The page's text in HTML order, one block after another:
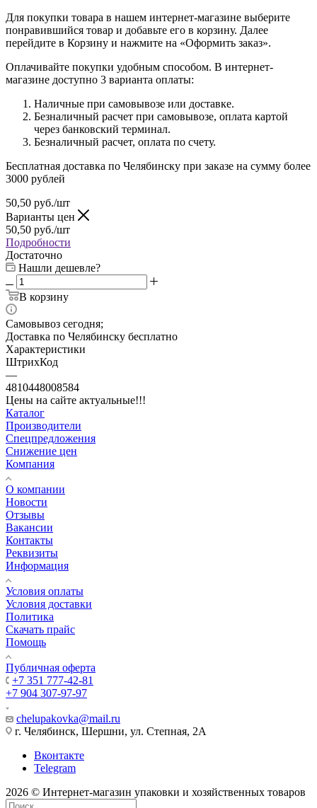
Для покупки товара в нашем интернет-магазине выберите
понравившийся товар и добавьте его в корзину. Далее
перейдите в Корзину и нажмите на «Оформить заказ».
Оплачивайте покупки удобным способом. В интернет-
магазине доступно 3 варианта оплаты:
Наличные при самовывозе или доставке.
Безналичный расчет при самовывозе, оплата картой
через банковский терминал.
Безналичный расчет, оплата по счету.
Бесплатная доставка по Челябинску при заказе на сумму более
3000 рублей
50,50 руб./шт
Варианты цен
50,50 руб./шт
Подробности
Достаточно
Нашли дешевле?
В корзину
Самовывоз сегодня;
Доставка по Челябинску бесплатно
Характеристики
ШтрихКод
—
4810448008584
Цены на сайте актуальные!!!
Каталог
Производители
Спецпредложения
Снижение цен
Компания
О компании
Новости
Отзывы
Вакансии
Контакты
Реквизиты
Информация
Условия оплаты
Условия доставки
Политика
Скачать прайс
Помощь
Публичная оферта
+7 351 777-42-81
+7 904 307-97-97
chelupakovka@mail.ru
г. Челябинск, Шершни, ул. Степная, 2А
Вконтакте
Telegram
2026 © Интернет-магазин упаковки и хозяйственных товаров